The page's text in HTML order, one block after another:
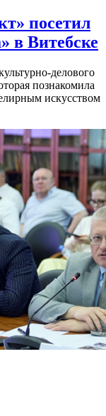
посетил
в Витебске
делового
познакомила
искусством